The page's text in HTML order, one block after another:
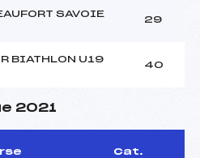
SAVOIE
29
BIATHLON U19
40
2021
Cat.